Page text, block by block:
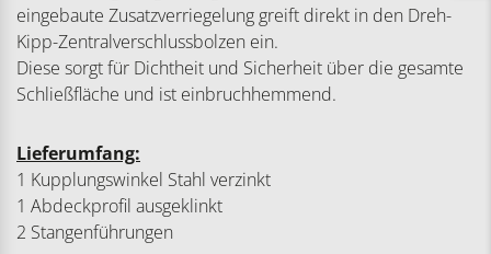
eingebaute Zusatzverriegelung greift direkt in den Dreh-
Kipp-Zentralverschlussbolzen ein.
Diese sorgt für Dichtheit und Sicherheit über die gesamte
Schließfläche und ist einbruchhemmend.
Lieferumfang:
1 Kupplungswinkel Stahl verzinkt
1 Abdeckprofil ausgeklinkt
2 Stangenführungen